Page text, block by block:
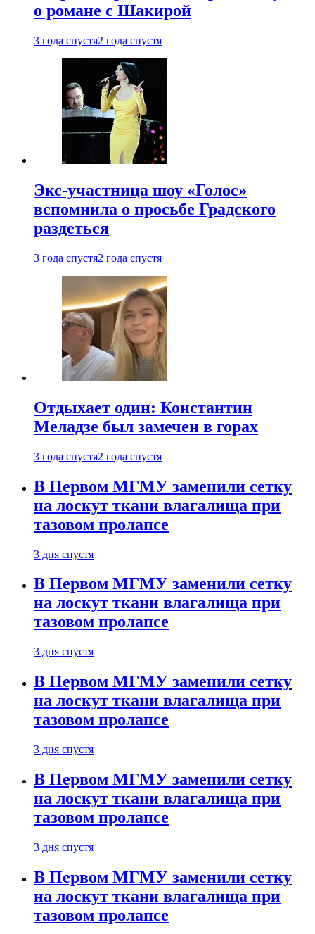
о романе с Шакирой
3 года спустя2 года спустя
Экс-участница шоу «Голос»
вспомнила о просьбе Градского
раздеться
3 года спустя2 года спустя
Отдыхает один: Константин
Меладзе был замечен в горах
3 года спустя2 года спустя
В Первом МГМУ заменили сетку
на лоскут ткани влагалища при
тазовом пролапсе
3 дня спустя
В Первом МГМУ заменили сетку
на лоскут ткани влагалища при
тазовом пролапсе
3 дня спустя
В Первом МГМУ заменили сетку
на лоскут ткани влагалища при
тазовом пролапсе
3 дня спустя
В Первом МГМУ заменили сетку
на лоскут ткани влагалища при
тазовом пролапсе
3 дня спустя
В Первом МГМУ заменили сетку
на лоскут ткани влагалища при
тазовом пролапсе